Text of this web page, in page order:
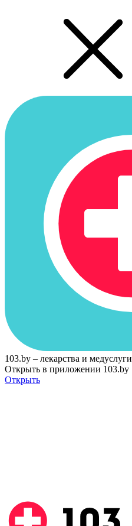
103.by – лекарства и медуслуги
Открыть в приложении 103.by
Открыть